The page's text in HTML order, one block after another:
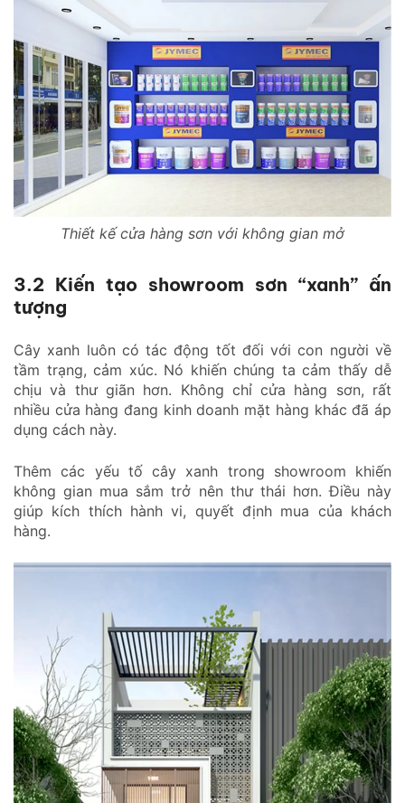
Thiết kế cửa hàng sơn với không gian mở
3.2 Kiến tạo showroom sơn “xanh” ấn
tượng
Cây xanh luôn có tác động tốt đối với con người về
tầm trạng, cảm xúc. Nó khiến chúng ta cảm thấy dễ
chịu và thư giãn hơn. Không chỉ cửa hàng sơn, rất
nhiều cửa hàng đang kinh doanh mặt hàng khác đã áp
dụng cách này.
Thêm các yếu tố cây xanh trong showroom khiến
không gian mua sắm trở nên thư thái hơn. Điều này
giúp kích thích hành vi, quyết định mua của khách
hàng.